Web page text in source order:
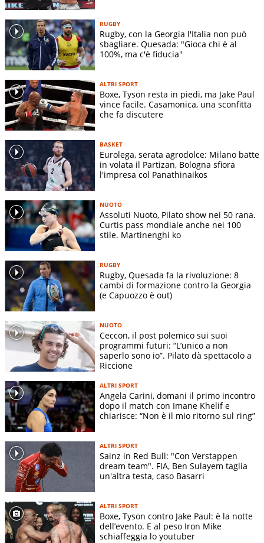
RUGBY
Rugby, con la Georgia l'Italia non può
sbagliare. Quesada: "Gioca chi è al
100%, ma c'è fiducia"
ALTRI SPORT
Boxe, Tyson resta in piedi, ma Jake Paul
vince facile. Casamonica, una sconfitta
che fa discutere
BASKET
Eurolega, serata agrodolce: Milano batte
in volata il Partizan, Bologna sfiora
l'impresa col Panathinaikos
NUOTO
Assoluti Nuoto, Pilato show nei 50 rana.
Curtis pass mondiale anche nei 100
stile. Martinenghi ko
RUGBY
Rugby, Quesada fa la rivoluzione: 8
cambi di formazione contro la Georgia
(e Capuozzo è out)
NUOTO
Ceccon, il post polemico sui suoi
programmi futuri: “L’unico a non
saperlo sono io”. Pilato dà spettacolo a
Riccione
ALTRI SPORT
Angela Carini, domani il primo incontro
dopo il match con Imane Khelif e
chiarisce: “Non è il mio ritorno sul ring”
ALTRI SPORT
Sainz in Red Bull: "Con Verstappen
dream team". FIA, Ben Sulayem taglia
un'altra testa, caso Basarri
ALTRI SPORT
Boxe, Tyson contro Jake Paul: è la notte
dell’evento. E al peso Iron Mike
schiaffeggia lo youtuber